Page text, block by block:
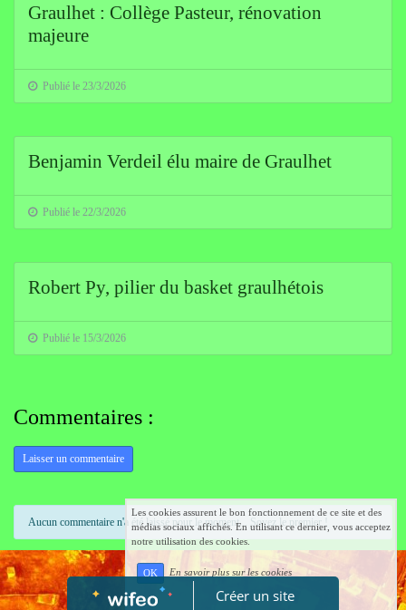
Graulhet : Collège Pasteur, rénovation
majeure
Publié le 23/3/2026
Benjamin Verdeil élu maire de Graulhet
Publié le 22/3/2026
Robert Py, pilier du basket graulhétois
Publié le 15/3/2026
Commentaires :
Laisser un commentaire
Aucun commentaire n'a été laissé pour le moment... Soyez le premier !
Créer un site
Les cookies assurent le bon fonctionnement de ce site et des
médias sociaux affichés. En utilisant ce dernier, vous acceptez
notre utilisation des cookies.
OK En savoir plus sur les cookies